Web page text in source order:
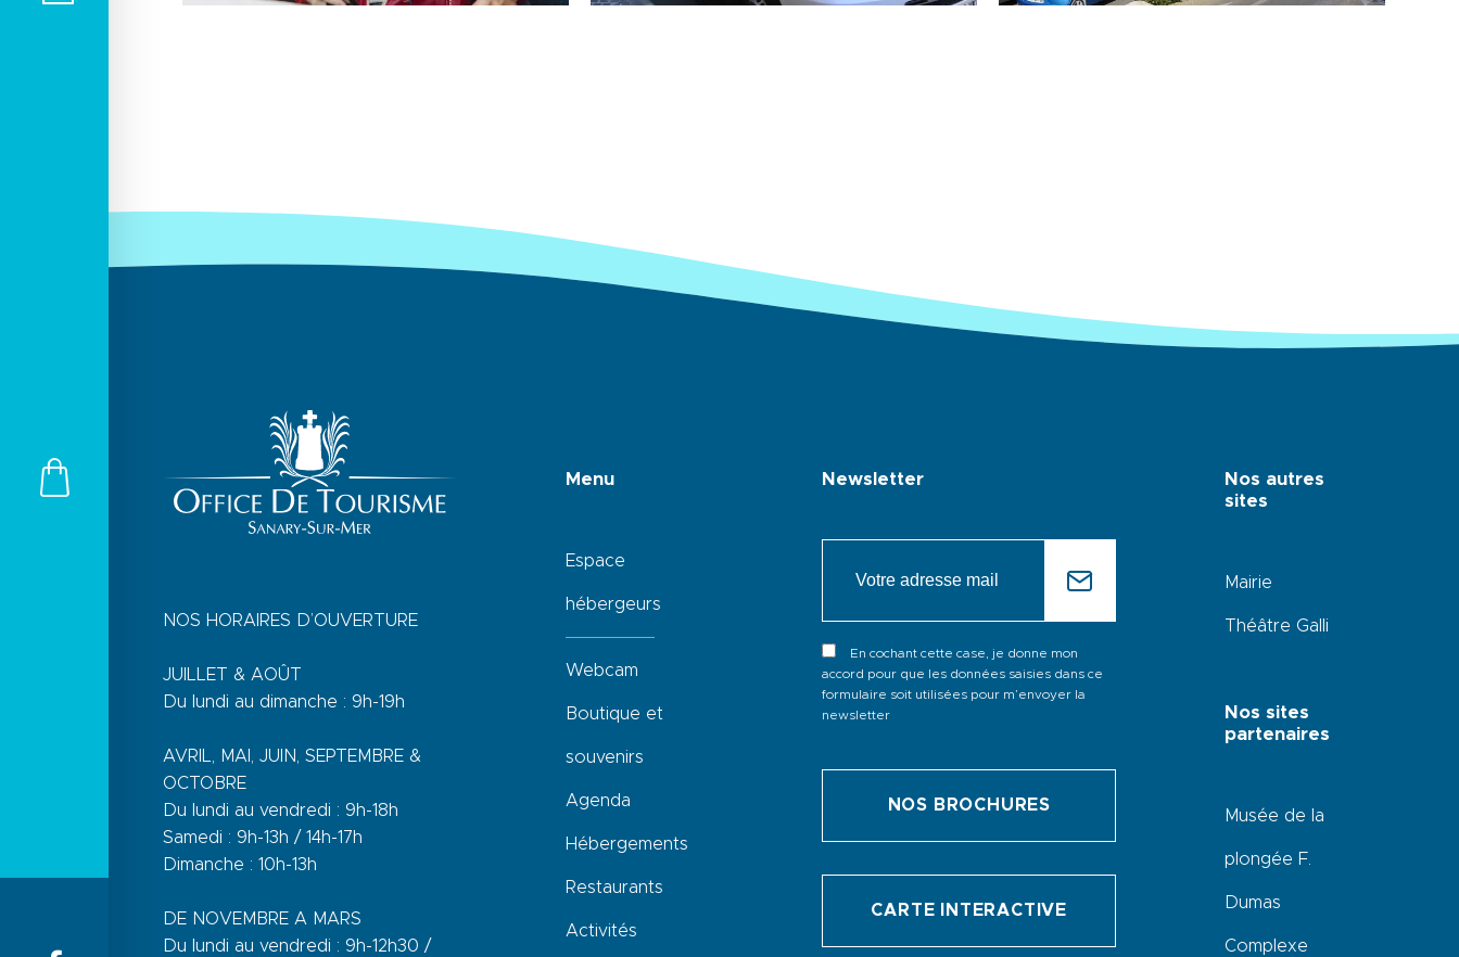
NOS HORAIRES D’OUVERTURE
JUILLET & AOÛT
Du lundi au dimanche : 9h-19h
AVRIL, MAI, JUIN, SEPTEMBRE &
OCTOBRE
Du lundi au vendredi : 9h-18h
Samedi : 9h-13h / 14h-17h
Dimanche : 10h-13h
DE NOVEMBRE A MARS
Du lundi au vendredi : 9h-12h30 /
Menu
Espace
hébergeurs
Webcam
Boutique et
souvenirs
Agenda
Hébergements
Restaurants
Activités
Newsletter
En cochant cette case, je donne mon
accord pour que les données saisies dans ce
formulaire soit utilisées pour m’envoyer la
newsletter
NOS BROCHURES
CARTE INTERACTIVE
Nos autres
sites
Mairie
Théâtre Galli
Nos sites
partenaires
Musée de la
plongée F.
Dumas
Complexe